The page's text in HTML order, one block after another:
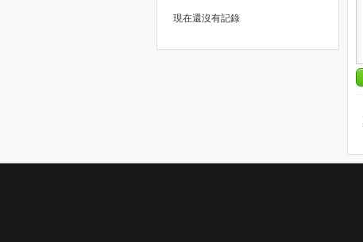
現在還沒有記錄